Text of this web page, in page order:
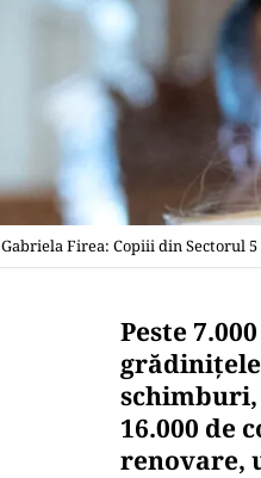
Gabriela Firea: Copiii din Sectorul
Peste
schimburi,
16.000 de
renovare,